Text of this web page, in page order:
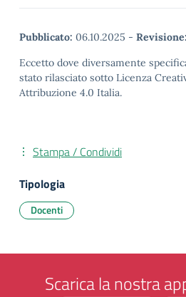
Pubblicato: 06.10.2025 - Revisione:
Eccetto dove diversamente
stato rilasciato sotto Licenza
Attribuzione 4.0 Italia.
Stampa / Condividi
Tipologia
Docenti
Scarica la nostra